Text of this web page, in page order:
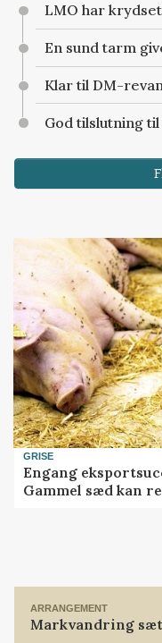
LMO har
En sund tarm
Klar til DM-
God tilslutning
GRISE
Engang
Gammel sæd kan
ARRANGEMENT
Markvandring